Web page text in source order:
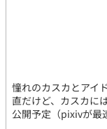
憧れのカスカとアイ
直だけど、カスカに
公開予定（pixivが最